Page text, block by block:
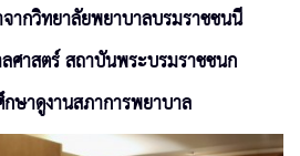
ากวิทยาลัยพยาบาลบรมราชชนนี
าสตร์ สถาบันพระบรมราชชนก
ษาดูงานสภาการพยาบาล